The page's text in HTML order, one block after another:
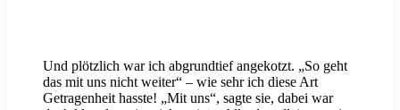
Und plötzlich war ich abgrundtief angekotzt. „So geht
das mit uns nicht weiter“ – wie sehr ich diese Art
Getragenheit hasste! „Mit uns“, sagte sie, dabei war